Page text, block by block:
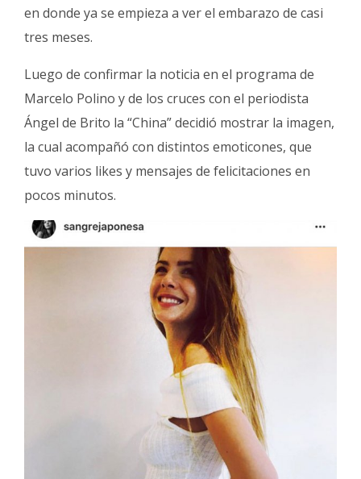
Cartelera
Fotos
Familia
Clasificados
Fúnebres
en donde ya se empieza a ver el embarazo de casi
tres meses.
Luego de confirmar la noticia en el programa de
Marcelo Polino y de los cruces con el periodista
Ángel de Brito la “China” decidió mostrar la imagen,
la cual acompañó con distintos emoticones, que
tuvo varios likes y mensajes de felicitaciones en
pocos minutos.